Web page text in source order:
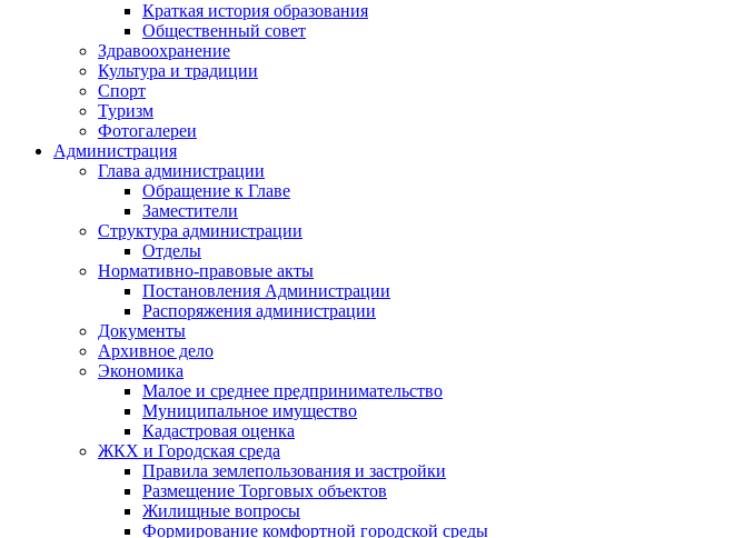
Краткая история образования
Общественный совет
Здравоохранение
Культура и традиции
Спорт
Туризм
Фотогалереи
Администрация
Глава администрации
Обращение к Главе
Заместители
Структура администрации
Отделы
Нормативно-правовые акты
Постановления Администрации
Распоряжения администрации
Документы
Архивное дело
Экономика
Малое и среднее предпринимательство
Муниципальное имущество
Кадастровая оценка
ЖКХ и Городская среда
Правила землепользования и застройки
Размещение Торговых объектов
Жилищные вопросы
Формирование комфортной городской среды